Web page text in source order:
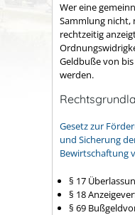
Wer eine
Sammlung
rechtzeitig
Geldbuße von bis
werden.
Gesetz zur
und Sicherung
Bewirtschaftung
§ 17
§ 18
§ 69